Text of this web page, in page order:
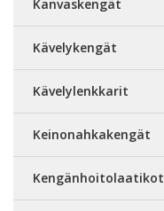
Kanvaskengät
Kävelykengät
Kävelylenkkarit
Keinonahkakengät
Kengänhoitolaatikot